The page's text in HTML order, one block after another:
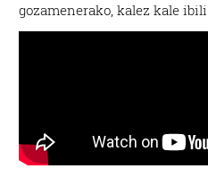
gozamenerako, kalez kale